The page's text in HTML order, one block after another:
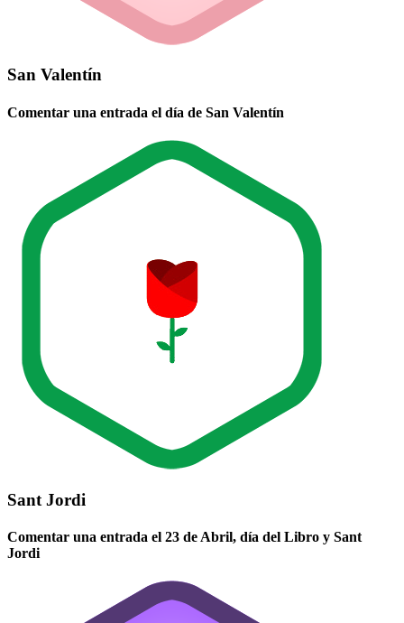
San Valentín
Comentar una entrada el día de San Valentín
Sant Jordi
Comentar una entrada el 23 de Abril, día del Libro y Sant
Jordi